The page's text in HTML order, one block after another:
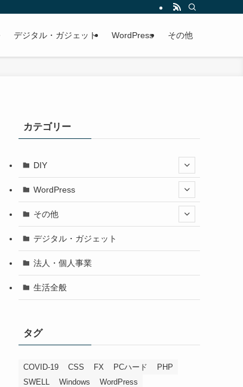
デジタル・ガジェット WordPress その他
カテゴリー
DIY
WordPress
その他
デジタル・ガジェット
法人・個人事業
生活全般
タグ
COVID-19 CSS FX PCハード
PHP
SWELL
Windows
WordPress